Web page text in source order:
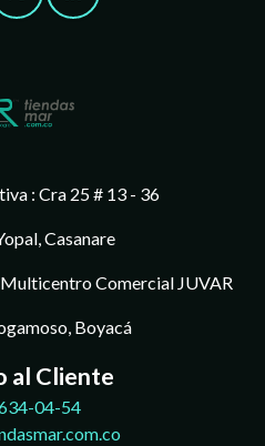
: Cra 25 # 13 - 36
Casanare
Comercial JUVAR
Boyacá
al Cliente
04-54